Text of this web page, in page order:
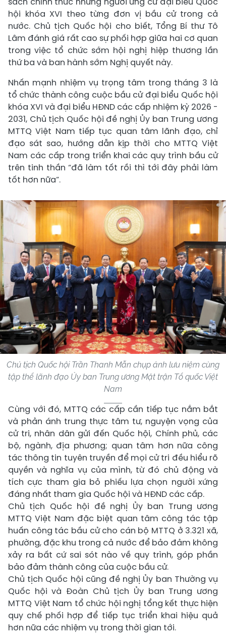
hội khóa XVI theo từng đơn vị bầu cử trong cả
nước. Chủ tịch Quốc hội cho biết, Tổng Bí thư Tô
Lâm đánh giá rất cao sự phối hợp giữa hai cơ quan
trong việc tổ chức sớm hội nghị hiệp thương lần
thứ ba và ban hành sớm Nghị quyết này.
Nhấn mạnh nhiệm vụ trọng tâm trong tháng 3 là
tổ chức thành công cuộc bầu cử đại biểu Quốc hội
khóa XVI và đại biểu HĐND các cấp nhiệm kỳ 2026 -
2031, Chủ tịch Quốc hội đề nghị Ủy ban Trung ương
MTTQ Việt Nam tiếp tục quan tâm lãnh đạo, chỉ
đạo sát sao, hướng dẫn kịp thời cho MTTQ Việt
Nam các cấp trong triển khai các quy trình bầu cử
trên tinh thần “đã làm tốt rồi thì tới đây phải làm
tốt hơn nữa”.
Chủ tịch Quốc hội Trần Thanh Mẫn chụp ảnh lưu niệm cùng
tập thể lãnh đạo Ủy ban Trung ương Mặt trận Tổ quốc Việt
Nam
Cùng với đó, MTTQ các cấp cần tiếp tục nắm bắt
và phản ánh trung thực tâm tư, nguyện vọng của
cử tri, nhân dân gửi đến Quốc hội, Chính phủ, các
bộ, ngành, địa phương; quan tâm hơn nữa công
tác thông tin tuyên truyền để mọi cử tri đều hiểu rõ
quyền và nghĩa vụ của mình, từ đó chủ động và
tích cực tham gia bỏ phiếu lựa chọn người xứng
đáng nhất tham gia Quốc hội và HĐND các cấp.
Chủ tịch Quốc hội đề nghị Ủy ban Trung ương
MTTQ Việt Nam đặc biệt quan tâm công tác tập
huấn công tác bầu cử cho cán bộ MTTQ ở 3.321 xã,
phường, đặc khu trong cả nước để bảo đảm không
xảy ra bất cứ sai sót nào về quy trình, góp phần
bảo đảm thành công của cuộc bầu cử.
Chủ tịch Quốc hội cũng đề nghị Ủy ban Thường vụ
Quốc hội và Đoàn Chủ tịch Ủy ban Trung ương
MTTQ Việt Nam tổ chức hội nghị tổng kết thực hiện
quy chế phối hợp để tiếp tục triển khai hiệu quả
hơn nữa các nhiệm vụ trong thời gian tới.